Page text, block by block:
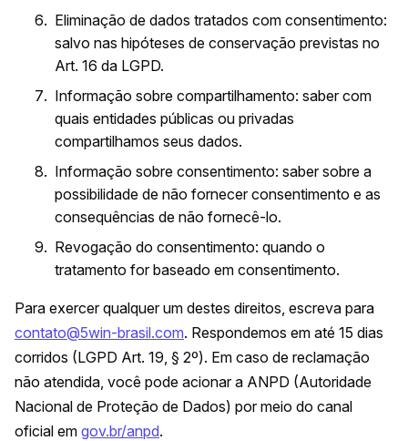
Eliminação de dados tratados com consentimento:
salvo nas hipóteses de conservação previstas no
Art. 16 da LGPD.
Informação sobre compartilhamento: saber com
quais entidades públicas ou privadas
compartilhamos seus dados.
Informação sobre consentimento: saber sobre a
possibilidade de não fornecer consentimento e as
consequências de não fornecê-lo.
Revogação do consentimento: quando o
tratamento for baseado em consentimento.
Para exercer qualquer um destes direitos, escreva para
contato@5win-brasil.com. Respondemos em até 15 dias
corridos (LGPD Art. 19, § 2º). Em caso de reclamação
não atendida, você pode acionar a ANPD (Autoridade
Nacional de Proteção de Dados) por meio do canal
oficial em gov.br/anpd.